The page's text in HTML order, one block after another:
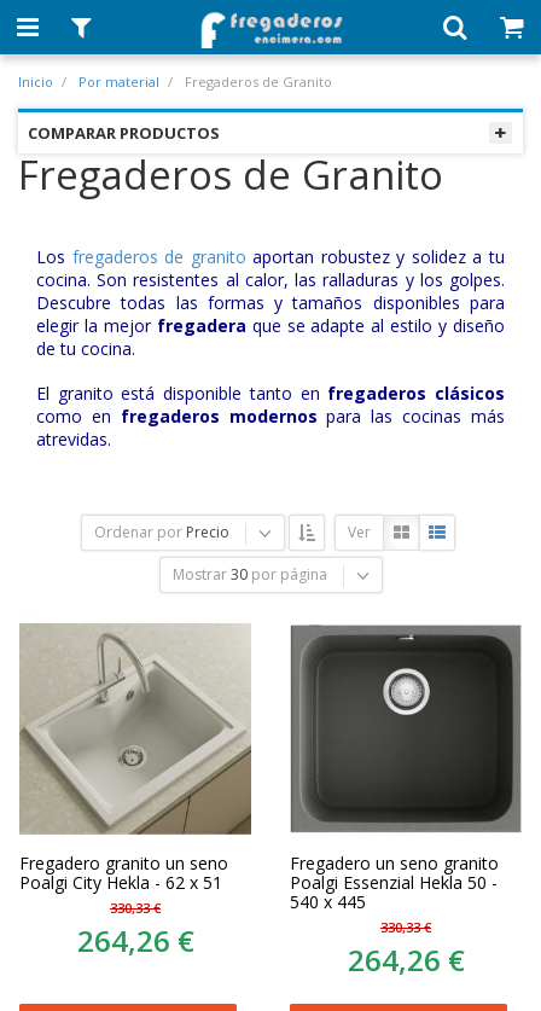
Inicio Por material Fregaderos de Granito
COMPARAR PRODUCTOS
Fregaderos de Granito
Los fregaderos de granito aportan robustez y solidez a tu
cocina. Son resistentes al calor, las ralladuras y los golpes.
Descubre todas las formas y tamaños disponibles para
elegir la mejor fregadera que se adapte al estilo y diseño
de tu cocina.
El granito está disponible tanto en fregaderos clásicos
como en fregaderos modernos para las cocinas más
atrevidas.
Ordenar por Precio Ver
Mostrar 30 por página
Fregadero granito un seno
Poalgi City Hekla - 62 x 51
330,33 €
264,26 €
Fregadero un seno granito
Poalgi Essenzial Hekla 50 -
540 x 445
330,33 €
264,26 €